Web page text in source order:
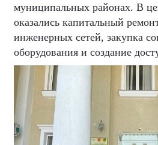
муниципальных районах. В
оказались капитальный
инженерных сетей, закупка
оборудования и создание